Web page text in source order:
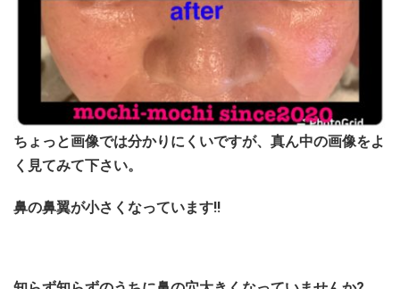
ちょっと画像では分かりにくいですが、真ん中の画像をよ
く見てみて下さい。
鼻の鼻翼が小さくなっています!!